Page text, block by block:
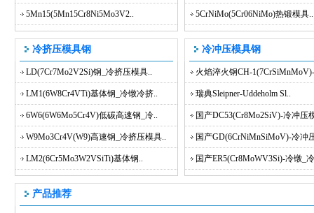
5Mn15(5Mn15Cr8Ni5Mo3V2.. 5CrNiMo(5Cr06NiMo)热锻模具..
冷挤压模具钢
LD(7Cr7Mo2V2Si)钢_冷挤压模具..
LM1(6W8Cr4VTi)基体钢_冷镦冷挤..
6W6(6W6Mo5Cr4V)低碳高速钢_冷..
W9Mo3Cr4V(W9)高速钢_冷挤压模具..
LM2(6Cr5Mo3W2VSiTi)基体钢..
冷冲压模具钢
火焰淬火钢CH-
瑞典Sleipner-Uddeholm Sl..
国产DC53(Cr8Mo2SiV)-冷冲压
国产GD(6CrNiMnSiMoV)-冷冲
国产ER5(Cr8MoWV3Si)-冷镦_
产品推荐